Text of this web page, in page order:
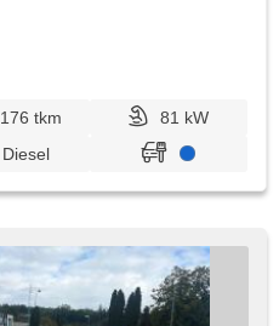
176 tkm
81 kW
Diesel